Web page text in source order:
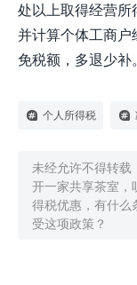
处以上取得经营所
并计算个体工商户
免税额，多退少补。
个人所得税
未经允许不得转载
开一家共享茶室，
得税优惠，有什么
受这项政策？